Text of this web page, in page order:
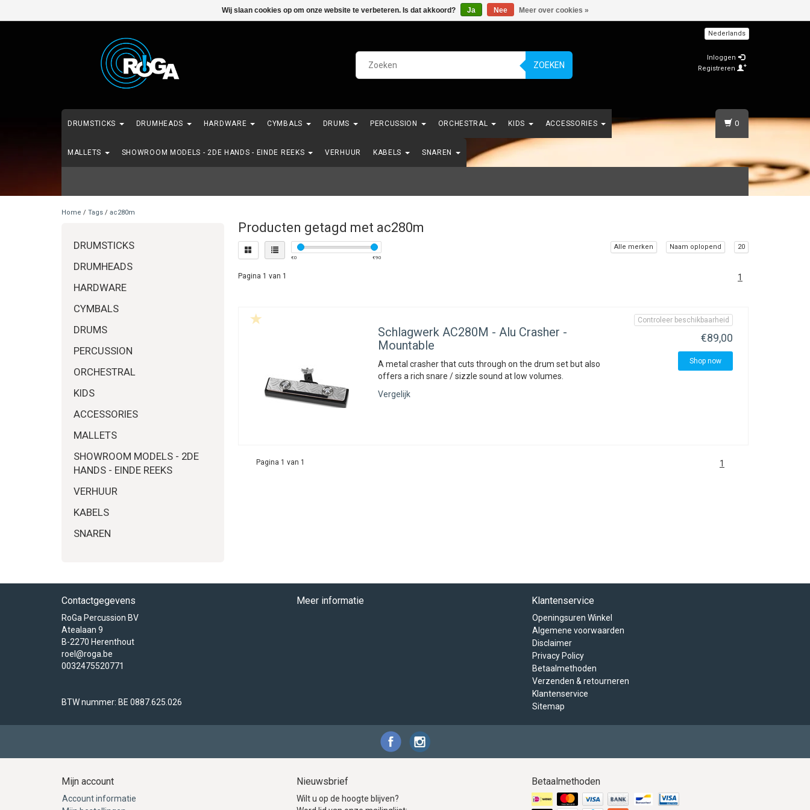
ZOEKEN
Nederlands
Inloggen
Registreren
DRUMSTICKS DRUMHEADS HARDWARE CYMBALS DRUMS PERCUSSION ORCHESTRAL KIDS ACCESSORIES
MALLETS SHOWROOM MODELS - 2DE HANDS - EINDE REEKS VERHUUR KABELS SNAREN
0
Home / Tags / ac280m
DRUMSTICKS
DRUMHEADS
HARDWARE
CYMBALS
DRUMS
PERCUSSION
ORCHESTRAL
KIDS
ACCESSORIES
MALLETS
SHOWROOM MODELS - 2DE
HANDS - EINDE REEKS
VERHUUR
KABELS
SNAREN
Producten getagd met ac280m
€0 €90
Alle merken Naam oplopend 20
Pagina 1 van 1 1
SchlagwerkAC280M - Alu Crasher -
Mountable
A metal crasher that cuts through on the drum set but also
offers a rich snare / sizzle sound at low volumes.
Vergelijk
Controleer beschikbaarheid
€89,00
Shop now
Pagina 1 van 1 1
Contactgegevens
RoGa Percussion BV
Atealaan 9
B-2270 Herenthout
roel@roga.be
0032475520771
BTW nummer: BE 0887.625.026
Meer informatie Klantenservice
Openingsuren Winkel
Algemene voorwaarden
Disclaimer
Privacy Policy
Betaalmethoden
Verzenden & retourneren
Klantenservice
Sitemap
Mijn account
Account informatie
Nieuwsbrief
Wilt u op de hoogte blijven?
Betaalmethoden
Wij slaan cookies op om onze website te verbeteren. Is dat akkoord? Ja Nee Meer over cookies »